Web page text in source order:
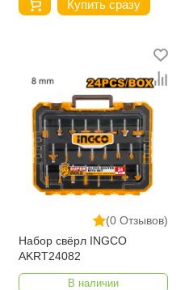
Купить сразу
(0 Отзывов)
Набор свёрл INGCO
AKRT24082
В наличии